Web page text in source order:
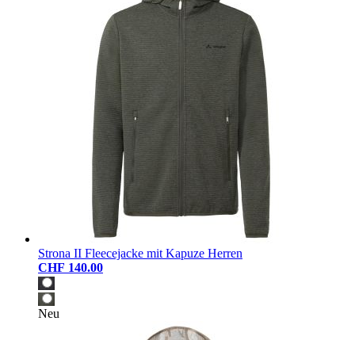
Strona II Fleecejacke mit Kapuze Herren
CHF 140.00
Neu